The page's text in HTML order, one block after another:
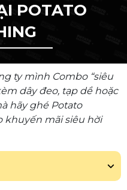
POTATO
ty mình Combo “siêu
dây đeo, tạp dề hoặc
hãy ghé Potato
khuyến mãi siêu hời